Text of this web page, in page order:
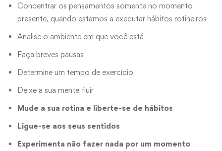
Concentrar os pensamentos somente no momento
presente, quando estamos a executar hábitos rotineiros
Analise o ambiente em que você está
Faça breves pausas
Determine um tempo de exercício
Deixe a sua mente fluir
Mude a sua rotina e liberte-se de hábitos
Ligue-se aos seus sentidos
Experimenta não fazer nada por um momento